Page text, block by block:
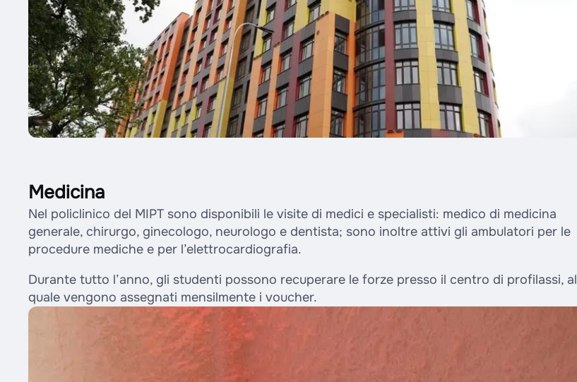
Medicina
Nel policlinico del MIPT sono disponibili le visite di medici e specialisti: medico di medicina
generale, chirurgo, ginecologo, neurologo e dentista; sono inoltre attivi gli ambulatori per le
procedure mediche e per l’elettrocardiografia.
Durante tutto l’anno, gli studenti possono recuperare le forze presso il centro di profilassi, al
quale vengono assegnati mensilmente i voucher.